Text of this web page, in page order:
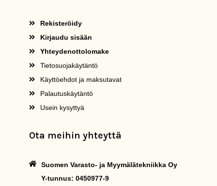
Rekisteröidy
Kirjaudu sisään
Yhteydenottolomake
Tietosuojakäytäntö
Käyttöehdot ja maksutavat
Palautuskäytäntö
Usein kysyttyä
Ota meihin yhteyttä
Suomen Varasto- ja Myymälätekniikka Oy
Y-tunnus: 0450977-9